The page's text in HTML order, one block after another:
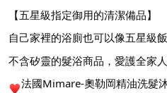
【五星級指定御用的清潔備品】
自己家裡的浴廁也可以像五星級
不含矽靈的髮浴商品，愛護全家
法國Mimare-奧勒岡精油洗髮